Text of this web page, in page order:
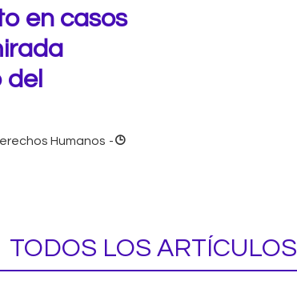
en casos
Humanos -
TODOS LOS ARTÍCULOS